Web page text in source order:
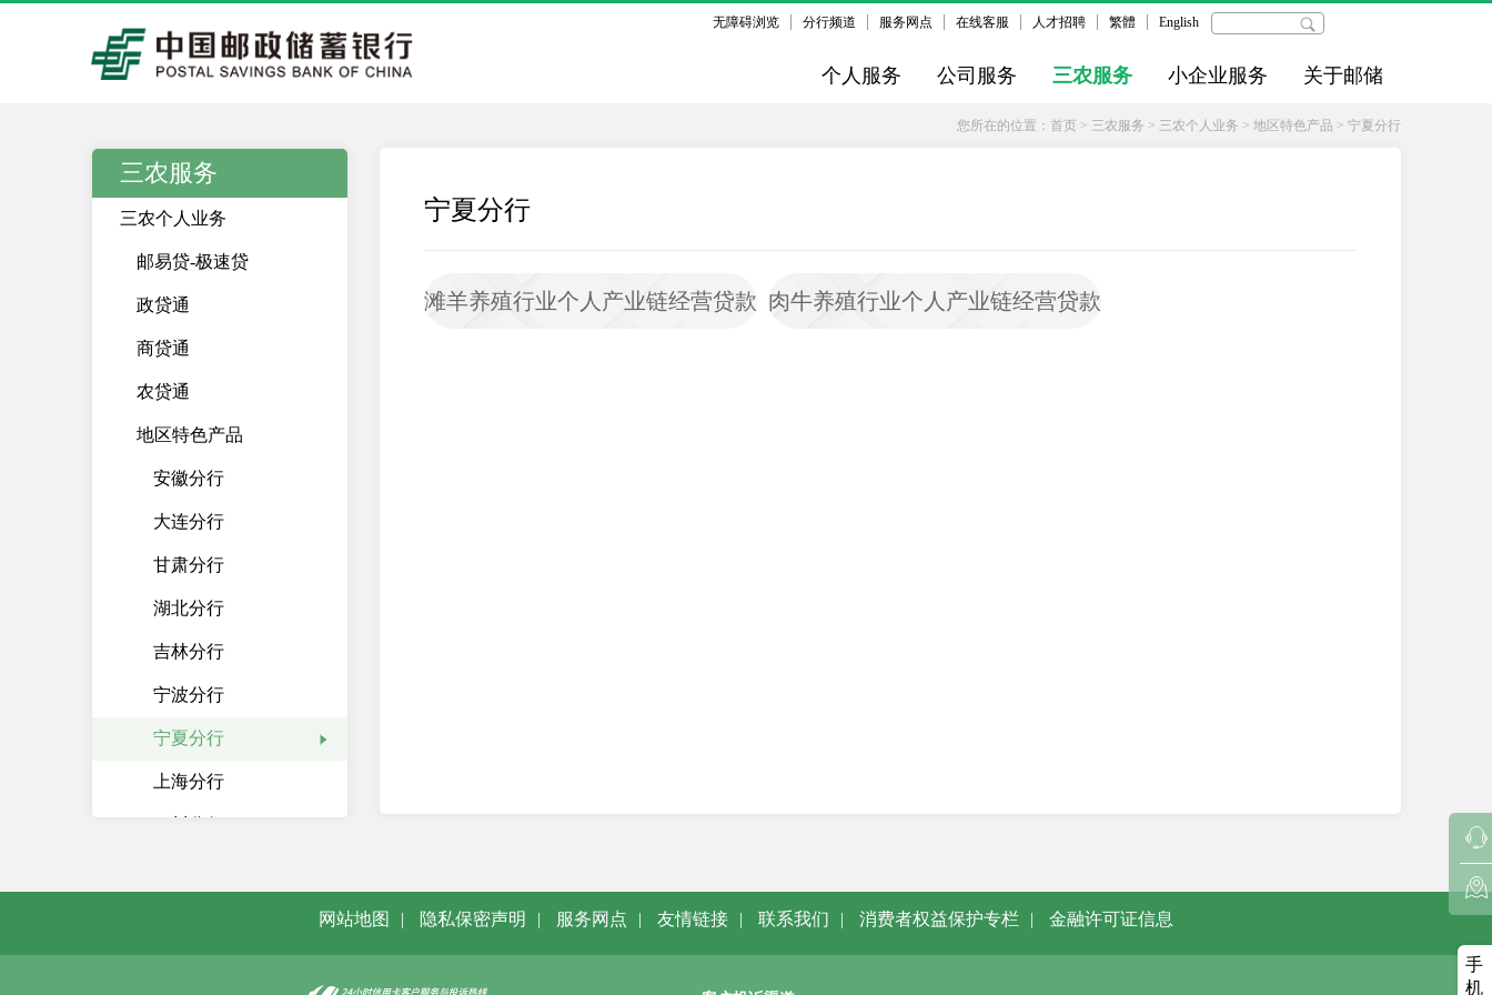
无障碍浏览 分行频道 服务网点 在线客服 人才招聘 繁體 English
个人服务 公司服务 三农服务 小企业服务 关于邮储
您所在的位置： 首页 > 三农服务 > 三农个人业务 > 地区特色产品 > 宁夏分行
三农服务
三农个人业务
邮易贷-极速贷
政贷通
商贷通
农贷通
地区特色产品
安徽分行
大连分行
甘肃分行
湖北分行
吉林分行
宁波分行
宁夏分行
上海分行
江西分行
宁夏分行
滩羊养殖行业个人产业链经营贷款 肉牛养殖行业个人产业链经营贷款
网站地图 | 隐私保密声明 | 服务网点 | 友情链接 | 联系我们 | 消费者权益保护专栏 | 金融许可证信息
手
机